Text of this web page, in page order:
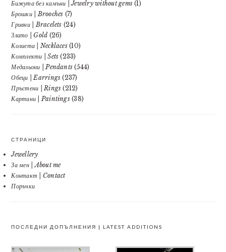
Бижута без камъни | Jewelry without gems (1)
Брошки | Brooches (7)
Гривни | Bracelets (24)
Злато | Gold (26)
Колиета | Necklaces(10)
Комплекти | Sets (233)
Медальони | Pendants (544)
Обеци | Earrings (237)
Пръстени | Rings (212)
Картини | Paintings(38)
СТРАНИЦИ
Jewellery
За мен | About me
Контакт | Contact
Поръчки
ПОСЛЕДНИ ДОПЪЛНЕНИЯ | LATEST ADDITIONS